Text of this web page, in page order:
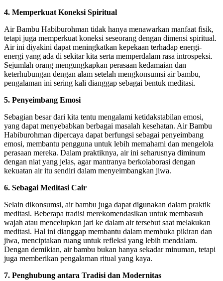
4. Memperkuat Koneksi Spiritual
Air Bambu Habiburohman tidak hanya menawarkan manfaat fisik,
tetapi juga memperkuat koneksi seseorang dengan dimensi spiritual.
Air ini diyakini dapat meningkatkan kepekaan terhadap energi-
energi yang ada di sekitar kita serta memperdalam rasa introspeksi.
Sejumlah orang mengungkapkan perasaan kedamaian dan
keterhubungan dengan alam setelah mengkonsumsi air bambu,
pengalaman ini sering kali dianggap sebagai bentuk meditasi.
5. Penyeimbang Emosi
Sebagian besar dari kita tentu mengalami ketidakstabilan emosi,
yang dapat menyebabkan berbagai masalah kesehatan. Air Bambu
Habiburohman dipercaya dapat berfungsi sebagai penyeimbang
emosi, membantu pengguna untuk lebih memahami dan mengelola
perasaan mereka. Dalam praktiknya, air ini seharusnya diminum
dengan niat yang jelas, agar mantranya berkolaborasi dengan
kekuatan air itu sendiri dalam menyeimbangkan jiwa.
6. Sebagai Meditasi Cair
Selain dikonsumsi, air bambu juga dapat digunakan dalam praktik
meditasi. Beberapa tradisi merekomendasikan untuk membasuh
wajah atau mencelupkan jari ke dalam air tersebut saat melakukan
meditasi. Hal ini dianggap membantu dalam membuka pikiran dan
jiwa, menciptakan ruang untuk refleksi yang lebih mendalam.
Dengan demikian, air bambu bukan hanya sekadar minuman, tetapi
juga memberikan pengalaman ritual yang kaya.
7. Penghubung antara Tradisi dan Modernitas